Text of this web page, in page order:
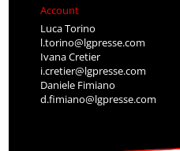
Account
Luca Torino
l.torino@lgpresse.com
Ivana Cretier
i.cretier@lgpresse.com
Daniele Fimiano
d.fimiano@lgpresse.com